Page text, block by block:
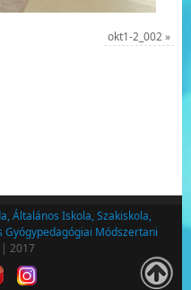
okt1-2_002»
Általános Iskola, Szakiskola,
Gyógypedagógiai Módszertani
| 2017